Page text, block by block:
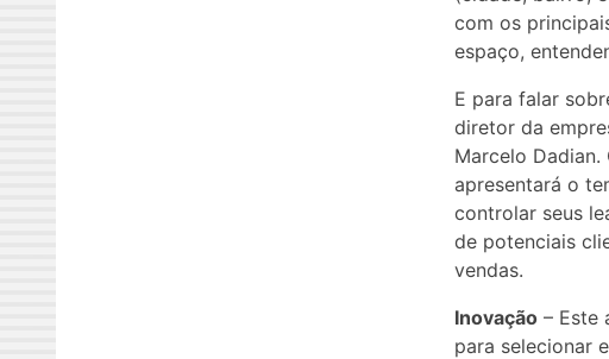
com os
espaço,
E para falar
diretor da
Marcelo
apresentará o
controlar seus
de potenciais
vendas.
Inovação – Este
para selecionar